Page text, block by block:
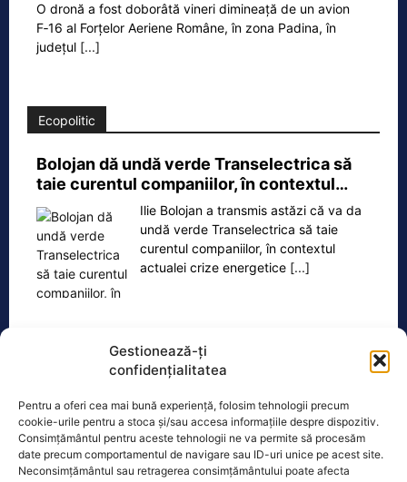
Gestionează-ți
confidențialitatea
Pentru a oferi cea mai bună experiență, folosim tehnologii precum
cookie-urile pentru a stoca și/sau accesa informațiile despre dispozitiv.
Consimțământul pentru aceste tehnologii ne va permite să procesăm
date precum comportamentul de navigare sau ID-uri unice pe acest site.
Neconsimțământul sau retragerea consimțământului poate afecta
O dronă a fost doborâtă vineri dimineață de un avion
F‑16 al Forțelor Aeriene Române, în zona Padina, în
județul [...]
Ecopolitic
Bolojan dă undă verde Transelectrica să
taie curentul companiilor, în contextul…
Ilie Bolojan a transmis astăzi că va da
undă verde Transelectrica să taie
curentul companiilor, în contextul
actualei crize energetice [...]
Oficiul de Știri
Cine este Petrică Paraschiv, campionul mondial care
execută 11 ani de…
Petrică Paraschiv, primul român care a
cucerit un titlu mondial la box